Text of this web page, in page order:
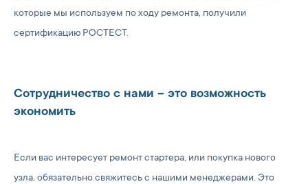
которые мы используем по ходу ремонта, получили
сертификацию РОСТЕСТ.
Сотрудничество с нами – это возможность
экономить
Если вас интересует ремонт стартера, или покупка нового
узла, обязательно свяжитесь с нашими менеджерами. Это